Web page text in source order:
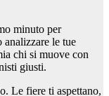
minuto per
le tue
chi si muove con
giusti.
Le fiere ti aspettano,